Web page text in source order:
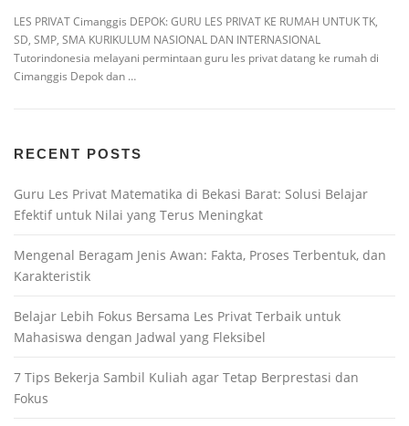
LES PRIVAT Cimanggis DEPOK: GURU LES PRIVAT KE RUMAH UNTUK TK,
SD, SMP, SMA KURIKULUM NASIONAL DAN INTERNASIONAL
Tutorindonesia melayani permintaan guru les privat datang ke rumah di
Cimanggis Depok dan …
RECENT POSTS
Guru Les Privat Matematika di Bekasi Barat: Solusi Belajar
Efektif untuk Nilai yang Terus Meningkat
Mengenal Beragam Jenis Awan: Fakta, Proses Terbentuk, dan
Karakteristik
Belajar Lebih Fokus Bersama Les Privat Terbaik untuk
Mahasiswa dengan Jadwal yang Fleksibel
7 Tips Bekerja Sambil Kuliah agar Tetap Berprestasi dan
Fokus